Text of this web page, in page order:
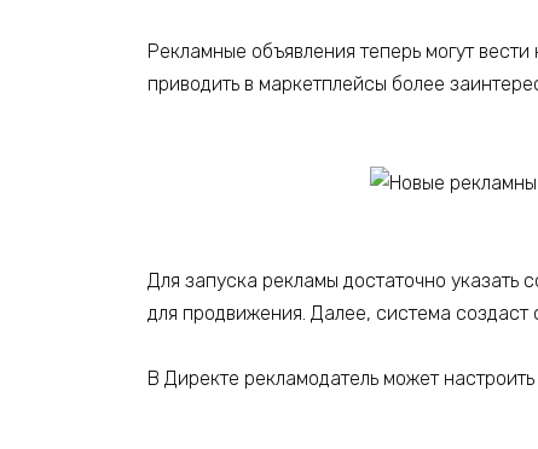
Рекламные объявления теперь могут
приводить в маркетплейсы более
Для запуска рекламы достаточно указать
для продвижения. Далее, система
В Директе рекламодатель может